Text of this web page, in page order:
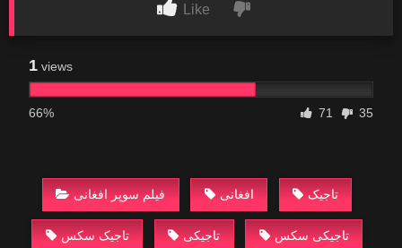
Like
1 views
66% 71 35
فیلم سوپر افغانی افغانی تاجیک
تاجیک سکس تاجیکی تاجیکی سکس